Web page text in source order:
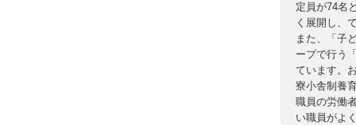
定員が74名
く展開し、
また、「子
ープで行う
ています。
寮小舎制養
職員の労働
い職員がよ